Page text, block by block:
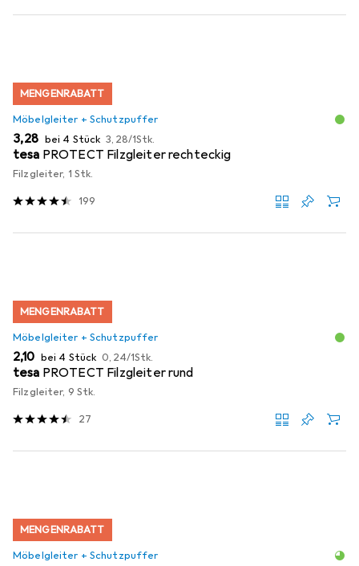
MENGENRABATT
Möbelgleiter + Schutzpuffer
EUR
3,28 bei 4 Stück EUR
3,28/1Stk.
tesa PROTECT Filzgleiter rechteckig
Filzgleiter, 1 Stk.
199
MENGENRABATT
Möbelgleiter + Schutzpuffer
EUR
2,10 bei 4 Stück EUR
0,24/1Stk.
tesa PROTECT Filzgleiter rund
Filzgleiter, 9 Stk.
27
MENGENRABATT
Möbelgleiter + Schutzpuffer